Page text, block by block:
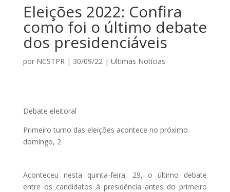
Eleições 2022: Confira
como foi o último debate
dos presidenciáveis
por NCSTPR| 30/09/22| Ultimas Notícias
Debate eleitoral
Primeiro turno das eleições acontece no próximo
domingo, 2.
Aconteceu nesta quinta-feira, 29, o último debate
entre os candidatos à presidência antes do primeiro